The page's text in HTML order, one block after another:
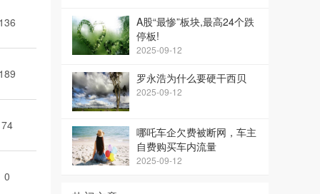
136
189
74
0
A股“最惨”板块,最高24个跌
停板!
2025-09-12
罗永浩为什么要硬干西贝
2025-09-12
哪吒车企欠费被断网，车主
自费购买车内流量
2025-09-12